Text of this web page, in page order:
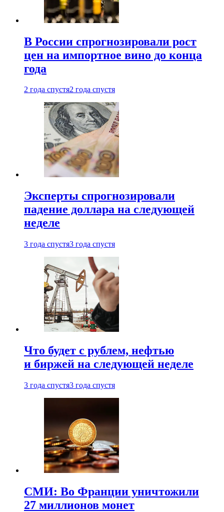
В России спрогнозировали рост
цен на импортное вино до конца
года
2 года спустя2 года спустя
Эксперты спрогнозировали
падение доллара на следующей
неделе
3 года спустя3 года спустя
Что будет с рублем, нефтью
и биржей на следующей неделе
3 года спустя3 года спустя
СМИ: Во Франции уничтожили
27 миллионов монет